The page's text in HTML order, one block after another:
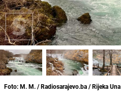
Foto: M. M. / Radiosarajevo.ba / Rijeka Una